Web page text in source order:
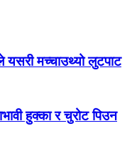
यसरी मच्चाउथ्यो लुटपाट
हुक्का र चुरोट पिउन